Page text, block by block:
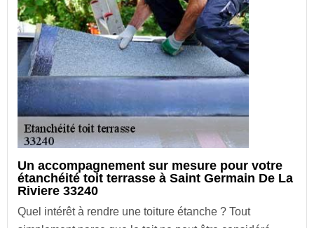
Un accompagnement sur mesure pour votre
étanchéité toit terrasse à Saint Germain De La
Riviere 33240
Quel intérêt à rendre une toiture étanche ? Tout